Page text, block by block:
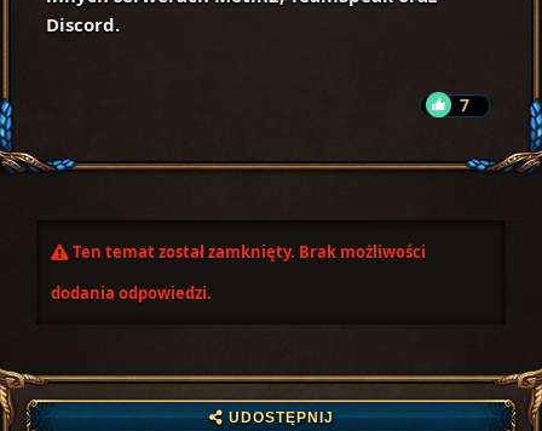
Discord.
7
Ten temat został zamknięty. Brak możliwości
dodania odpowiedzi.
UDOSTĘPNIJ